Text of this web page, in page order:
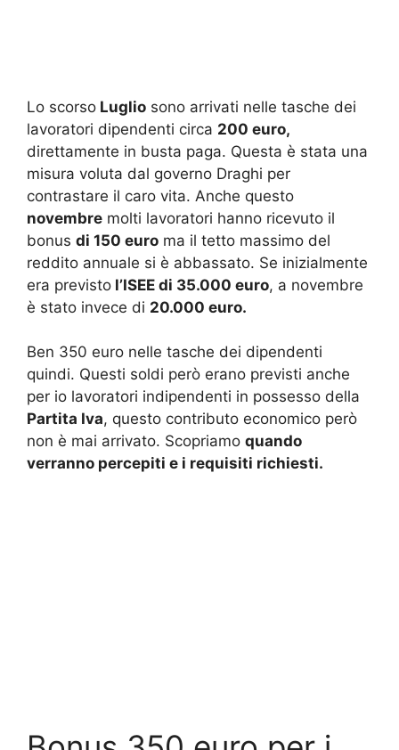
Lo scorso Luglio sono arrivati nelle tasche dei
lavoratori dipendenti circa 200 euro,
direttamente in busta paga. Questa è stata una
misura voluta dal governo Draghi per
contrastare il caro vita. Anche questo
novembre molti lavoratori hanno ricevuto il
bonus di 150 euro ma il tetto massimo del
reddito annuale si è abbassato. Se inizialmente
era previsto l’ISEE di 35.000 euro, a novembre
è stato invece di 20.000 euro.
Ben 350 euro nelle tasche dei dipendenti
quindi. Questi soldi però erano previsti anche
per io lavoratori indipendenti in possesso della
Partita Iva, questo contributo economico però
non è mai arrivato. Scopriamo quando
verranno percepiti e i requisiti richiesti.